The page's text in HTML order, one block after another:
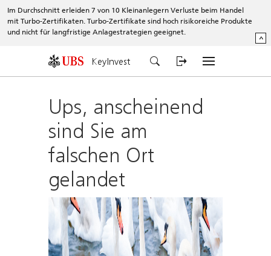
Im Durchschnitt erleiden 7 von 10 Kleinanlegern Verluste beim Handel
mit Turbo-Zertifikaten. Turbo-Zertifikate sind hoch risikoreiche Produkte
und nicht für langfristige Anlagestrategien geeignet.
^
KeyInvest
Ups, anscheinend
sind Sie am
falschen Ort
gelandet